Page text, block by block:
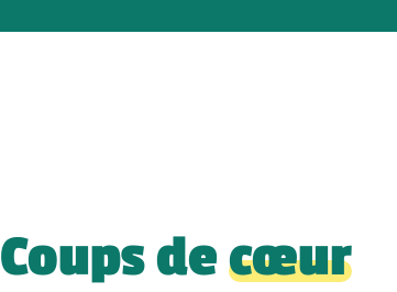
Coups decœur